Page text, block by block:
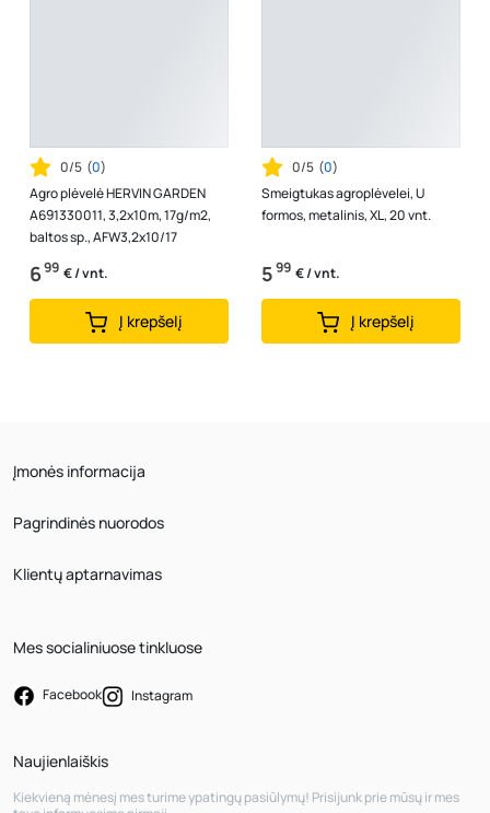
0/5 (0)
Agro plėvelė HERVIN GARDEN
A691330011, 3,2x10m, 17g/m2,
baltos sp., AFW3,2x10/17
699 € / vnt.
Į krepšelį
0/5 (0)
Smeigtukas agroplėvelei, U
formos, metalinis, XL, 20 vnt.
599 € / vnt.
Į krepšelį
Įmonės informacija
Pagrindinės nuorodos
Klientų aptarnavimas
Mes socialiniuose tinkluose
Facebook Instagram
Naujienlaiškis
Kiekvieną mėnesį mes turime ypatingų pasiūlymų! Prisijunk prie mūsų ir mes